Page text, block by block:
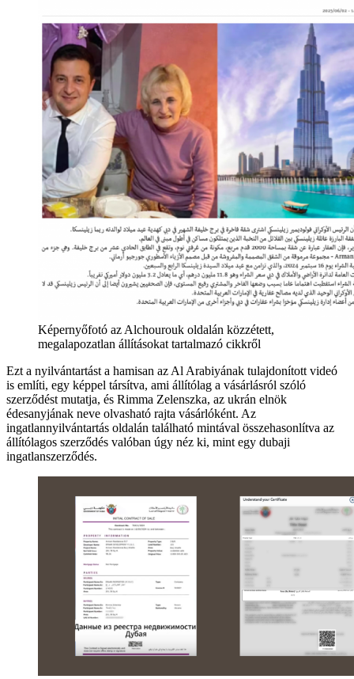
Képernyőfotó az Alchourouk oldalán közzétett,
megalapozatlan állításokat tartalmazó cikkről
Ezt a nyilvántartást a hamisan az Al Arabiyának tulajdonított videó
is említi, egy képpel társítva, ami állítólag a vásárlásról szóló
szerződést mutatja, és Rimma Zelenszka, az ukrán elnök
édesanyjának neve olvasható rajta vásárlóként. Az
ingatlannyilvántartás oldalán található mintával összehasonlítva az
állítólagos szerződés valóban úgy néz ki, mint egy dubaji
ingatlanszerződés.